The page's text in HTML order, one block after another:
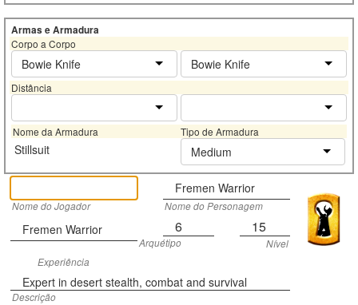
Armas e Armadura
Corpo a Corpo
Bowie Knife Bowie Knife
Distância
Nome da Armadura Tipo de Armadura
Stillsuit Medium
Fremen Warrior
Nome do Jogador Nome do Personagem
Fremen Warrior 6 15
Arquétipo
Nível
Experiência
Expert in desert stealth, combat and survival
Descrição